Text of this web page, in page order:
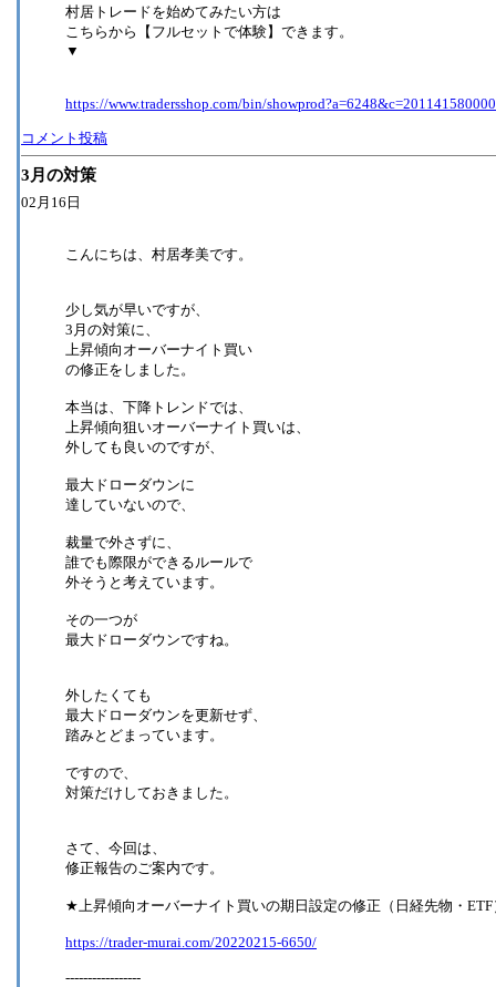
村居トレードを始めてみたい方は
こちらから【フルセットで体験】できます。
▼
https://www.tradersshop.com/bin/
コメント投稿
3月の対策
02月16日
こんにちは、村居孝美です。
少し気が早いですが、
3月の対策に、
上昇傾向オーバーナイト買い
の修正をしました。
本当は、下降トレンドでは、
上昇傾向狙いオーバーナイト買いは、
外しても良いのですが、
最大ドローダウンに
達していないので、
裁量で外さずに、
誰でも際限ができるルールで
外そうと考えています。
その一つが
最大ドローダウンですね。
外したくても
最大ドローダウンを更新せず、
踏みとどまっています。
ですので、
対策だけしておきました。
さて、今回は、
修正報告のご案内です。
★上昇傾向オーバーナイト買いの期日設定の修正（日経先物・ETF
https://trader-murai.com/20220215-6650/
-----------------